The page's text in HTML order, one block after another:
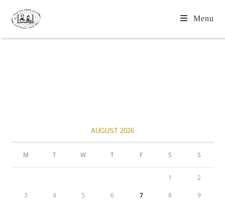
Menu
AUGUST 2026
M T W T F S S
1 2
3 4 5 6 7 8 9